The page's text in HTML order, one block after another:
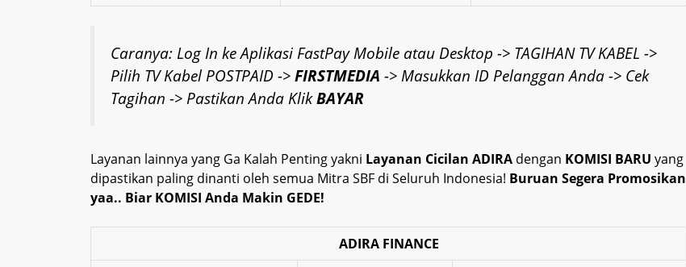
Caranya: Log In ke Aplikasi FastPay Mobile atau Desktop -> TAGIHAN TV KABEL ->
Pilih TV Kabel POSTPAID ->FIRSTMEDIA -> Masukkan ID Pelanggan Anda -> Cek
Tagihan -> Pastikan Anda KlikBAYAR
Layanan lainnya yang Ga Kalah Penting yakni Layanan Cicilan ADIRA dengan KOMISI BARU yang
dipastikan paling dinanti oleh semua Mitra SBF di Seluruh Indonesia! Buruan Segera Promosikan
yaa.. Biar KOMISI Anda Makin GEDE!
ADIRA FINANCE